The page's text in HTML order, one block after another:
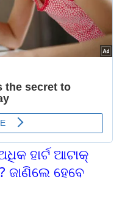
ହାର୍ଟ ଆଟାକ୍
ଜାଣିଲେ ହେବେ